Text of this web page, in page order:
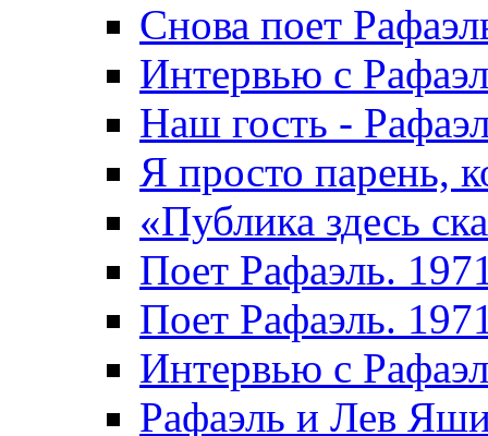
Снова поет
Интервью с
Наш гость -
Я просто парень,
«Публика здесь
Поет Рафаэль.
Поет Рафаэль.
Интервью с
Рафаэль и Лев